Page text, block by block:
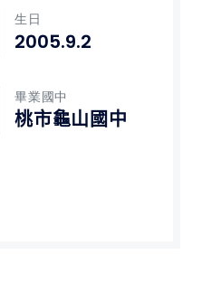
生日
2005.9.2
畢業國中
桃市龜山國中